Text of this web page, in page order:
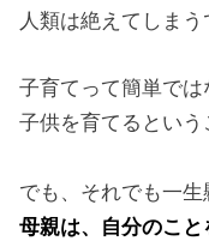
人類は絶えてしまう
子育てって簡単では
子供を育てるという
でも、それでも一生
母親は、自分のこ